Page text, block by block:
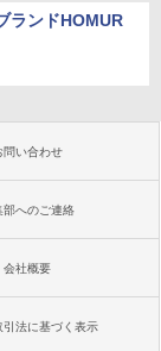
ランドHOMUR
問い合わせ
部へのご連絡
会社概要
引法に基づく表示